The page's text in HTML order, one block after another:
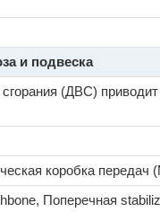
и подвеска
сгорания (ДВС)
коробка
Поперечная